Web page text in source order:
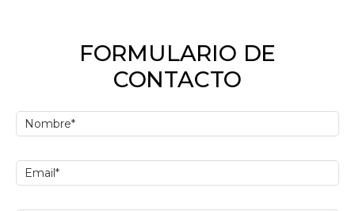
FORMULARIO DE
CONTACTO